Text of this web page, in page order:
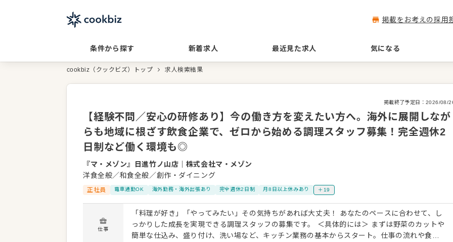
掲載をお考えの採用
条件から探す 新着求人 最近見た求人 気になる
cookbiz（クックビズ）トップ 求人検索結果
掲載終了予定日： 2026/08/
【経験不問／安心の研修あり】今の働き方を変えたい方へ。海外に展開しなが
らも地域に根ざす飲食企業で、ゼロから始める調理スタッフ募集！完全週休2
日制など働く環境も◎
『マ・メゾン』日進竹ノ山店
株式会社マ・メゾン
洋食全般／和食全般／創作・ダイニング
正社員 電車通勤OK 海外勤務・海外出張あり 完全週休2日制 月8日以上休みあり ＋19
仕事
「料理が好き」「やってみたい」その気持ちがあれば大丈夫！ あなたのペースに合わせて、し
っかりした成長を実現できる調理スタッフの募集です。 ＜具体的には＞ まずは野菜のカットや
簡単な仕込み、盛り付け、洗い場など、キッチン業務の基本からスタート。仕事の流れや食材